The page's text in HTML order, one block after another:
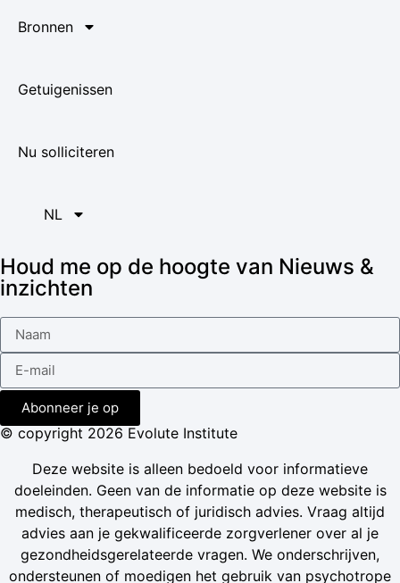
Bronnen
Getuigenissen
Nu solliciteren
NL
Houd me op de hoogte van Nieuws &
inzichten
Abonneer je op
© copyright 2026 Evolute Institute
Deze website is alleen bedoeld voor informatieve
doeleinden. Geen van de informatie op deze website is
medisch, therapeutisch of juridisch advies. Vraag altijd
advies aan je gekwalificeerde zorgverlener over al je
gezondheidsgerelateerde vragen. We onderschrijven,
ondersteunen of moedigen het gebruik van psychotrope